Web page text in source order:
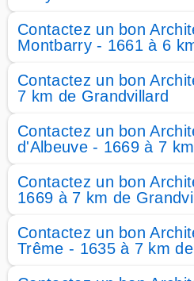
Contactez un bon
Montbarry - 1661 à 6
Contactez un bon
7 km de Grandvillard
Contactez un bon
d'Albeuve - 1669 à 7
Contactez un bon
1669 à 7 km de
Contactez un bon
Trême - 1635 à 7 km